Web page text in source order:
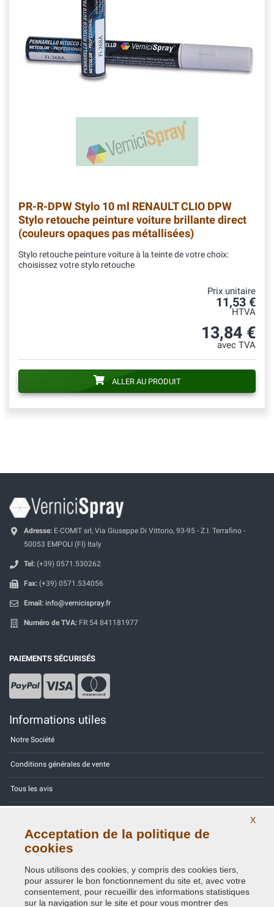
PR-R-DPWStylo 10 ml RENAULT CLIO DPW
Stylo retouche peinture voiture brillante direct
(couleurs opaques pas métallisées)
Stylo retouche peinture voiture à la teinte de votre choix:
choisissez votre stylo retouche
Prix unitaire
11,53 €
HTVA
13,84 €
avec TVA
ALLER AU PRODUIT
Adresse: E-COMIT srl, Via Giuseppe Di Vittorio, 93-95 - Z.I. Terrafino -
50053 EMPOLI (FI) Italy
Tel: (+39) 0571.530262
Fax: (+39) 0571.534056
Email: info@vernicispray.fr
Numéro de TVA: FR 54 841181977
PAIEMENTS SÉCURISÉS
Informations utiles
Notre Société
Conditions générales de vente
Tous les avis
Contactez-nous
Politique de confidentialité - RGPD
X
Acceptation de la politique de
cookies
Nous utilisons des cookies, y compris des cookies tiers,
pour assurer le bon fonctionnement du site et, avec votre
consentement, pour recueillir des informations statistiques
sur la navigation sur le site et pour vous montrer des